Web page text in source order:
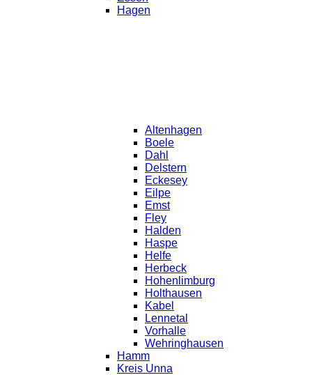
Hagen
Altenhagen
Boele
Dahl
Delstern
Eckesey
Eilpe
Emst
Fley
Halden
Haspe
Helfe
Herbeck
Hohenlimburg
Holthausen
Kabel
Lennetal
Vorhalle
Wehringhausen
Hamm
Kreis Unna